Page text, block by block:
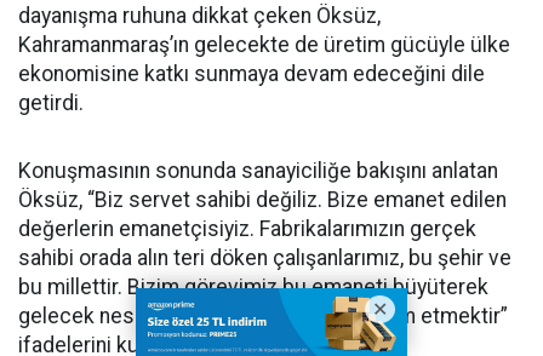
dayanışma ruhuna dikkat çeken Öksüz,
Kahramanmaraş’ın gelecekte de üretim gücüyle ülke
ekonomisine katkı sunmaya devam edeceğini dile
getirdi.
Konuşmasının sonunda sanayiciliğe bakışını anlatan
Öksüz, “Biz servet sahibi değiliz. Bize emanet edilen
değerlerin emanetçisiyiz. Fabrikalarımızın gerçek
sahibi orada alın teri döken çalışanlarımız, bu şehir ve
bu millettir. Bizim görevimiz bu emaneti büyüterek
gelecek nesillere ve güvenilir ellere teslim etmektir”
ifadelerini kullandı.